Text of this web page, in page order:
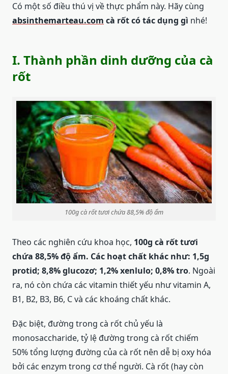
Có một số điều thú vị về thực phẩm này. Hãy cùng
absinthemarteau.com cà rốt có tác dụng gì nhé!
I. Thành phần dinh dưỡng của cà
rốt
100g cà rốt tươi chứa 88,5% độ ẩm
Theo các nghiên cứu khoa học, 100g cà rốt tươi
chứa 88,5% độ ẩm. Các hoạt chất khác như: 1,5g
protid; 8,8% glucozơ; 1,2% xenlulo; 0,8% tro. Ngoài
ra, nó còn chứa các vitamin thiết yếu như vitamin A,
B1, B2, B3, B6, C và các khoáng chất khác.
Đặc biệt, đường trong cà rốt chủ yếu là
monosaccharide, tỷ lệ đường trong cà rốt chiếm
50% tổng lượng đường của cà rốt nên dễ bị oxy hóa
bởi các enzym trong cơ thể người. Cà rốt (hay còn